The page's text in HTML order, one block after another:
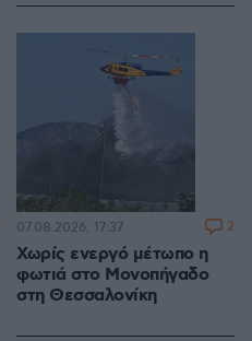
Χωρίς ενεργό μέτωπο η
φωτιά στο Μονοπήγαδο
στη Θεσσαλονίκη
07.08.2026, 17:37 2